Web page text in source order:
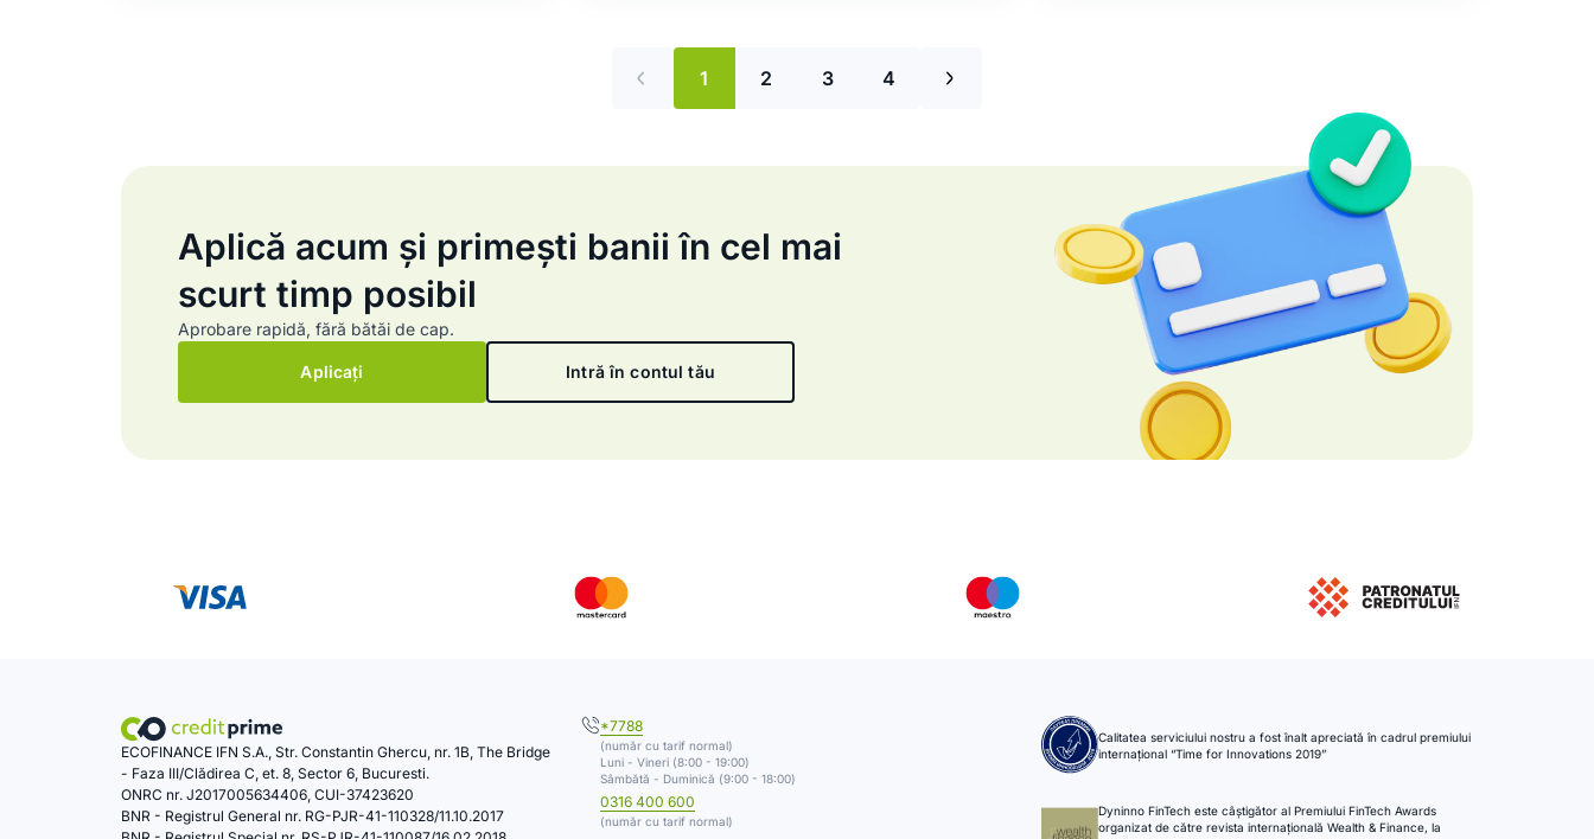
1 2 3 4
Aplică acum și primești banii în cel mai
scurt timp posibil
Aprobare rapidă, fără bătăi de cap.
Aplicați Intră în contul tău
ECOFINANCE IFN S.A., Str. Constantin Ghercu, nr. 1B, The Bridge
- Faza III/Clădirea C, et. 8, Sector 6, Bucuresti.
ONRC nr. J2017005634406, CUI-37423620
BNR - Registrul General nr. RG-PJR-41-110328/11.10.2017
*7788
(număr cu tarif normal)
Luni - Vineri (8:00 - 19:00)
Sâmbătă - Duminică (9:00 - 18:00)
0316 400 600
(număr cu tarif normal)
Calitatea serviciului nostru a fost înalt apreciată în cadrul premiului
internațional “Time for Innovations 2019”
Dyninno FinTech este câștigător al Premiului FinTech Awards
organizat de către revista internațională Wealth & Finance, la